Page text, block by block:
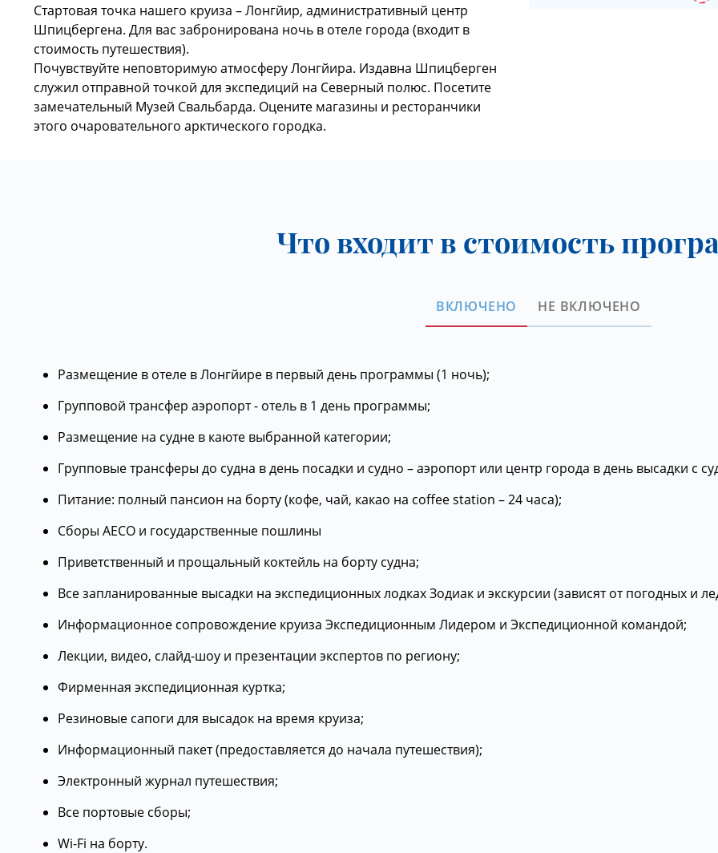
Стартовая точка нашего круиза – Лонгйир, административный центр
Шпицбергена. Для вас забронирована ночь в отеле города (входит в
стоимость путешествия).
Почувствуйте неповторимую атмосферу Лонгйира. Издавна Шпицберген
служил отправной точкой для экспедиций на Северный полюс. Посетите
замечательный Музей Свальбарда. Оцените магазины и ресторанчики
этого очаровательного арктического городка.
Что входит в стоимость
ВКЛЮЧЕНО НЕ ВКЛЮЧЕНО
Размещение в отеле в Лонгйире в первый день программы (1 ночь);
Групповой трансфер аэропорт - отель в 1 день программы;
Размещение на судне в каюте выбранной категории;
Групповые трансферы до судна в день посадки и судно – аэропорт или центр города в день высадки с
Питание: полный пансион на борту (кофе, чай, какао на coffee station – 24 часа);
Сборы AECO и государственные пошлины
Приветственный и прощальный коктейль на борту судна;
Все запланированные высадки на экспедиционных лодках Зодиак и экскурсии (зависят от погодных и
Информационное сопровождение круиза Экспедиционным Лидером и Экспедиционной командой;
Лекции, видео, слайд-шоу и презентации экспертов по региону;
Фирменная экспедиционная куртка;
Резиновые сапоги для высадок на время круиза;
Информационный пакет (предоставляется до начала путешествия);
Электронный журнал путешествия;
Все портовые сборы;
Wi-Fi на борту.